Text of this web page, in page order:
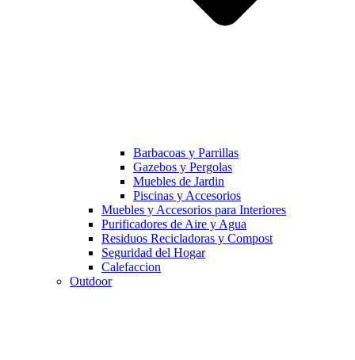
Barbacoas y Parrillas
Gazebos y Pergolas
Muebles de Jardin
Piscinas y Accesorios
Muebles y Accesorios para Interiores
Purificadores de Aire y Agua
Residuos Recicladoras y Compost
Seguridad del Hogar
Calefaccion
Outdoor